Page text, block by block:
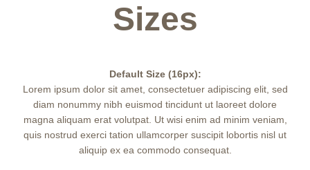
Sizes
Default Size (16px):
Lorem ipsum dolor sit amet, consectetuer adipiscing elit, sed
diam nonummy nibh euismod tincidunt ut laoreet dolore
magna aliquam erat volutpat. Ut wisi enim ad minim veniam,
quis nostrud exerci tation ullamcorper suscipit lobortis nisl ut
aliquip ex ea commodo consequat.